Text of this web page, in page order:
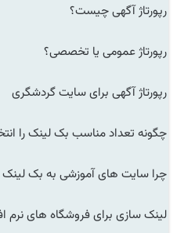
رپورتاژ آگهی چیست؟
رپورتاژ عمومی یا تخصصی؟
رپورتاژ آگهی برای سایت گردشگری
چگونه تعداد مناسب بک لینک را
چرا سایت های آموزشی به بک لینک
لینک سازی برای فروشگاه های نرم